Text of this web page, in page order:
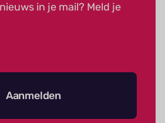
in je mail? Meld je
Aanmelden